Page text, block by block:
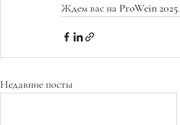
Ждем вас на ProWein 2025.
Недавние посты